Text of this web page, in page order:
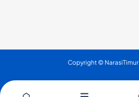
Copyright © NarasiTimur